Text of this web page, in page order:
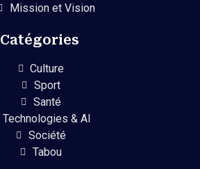
Mission et Vision
Catégories
Culture
Sport
Santé
Technologies & AI
Société
Tabou